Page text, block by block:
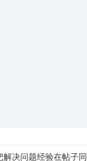
决问题经验在帖子